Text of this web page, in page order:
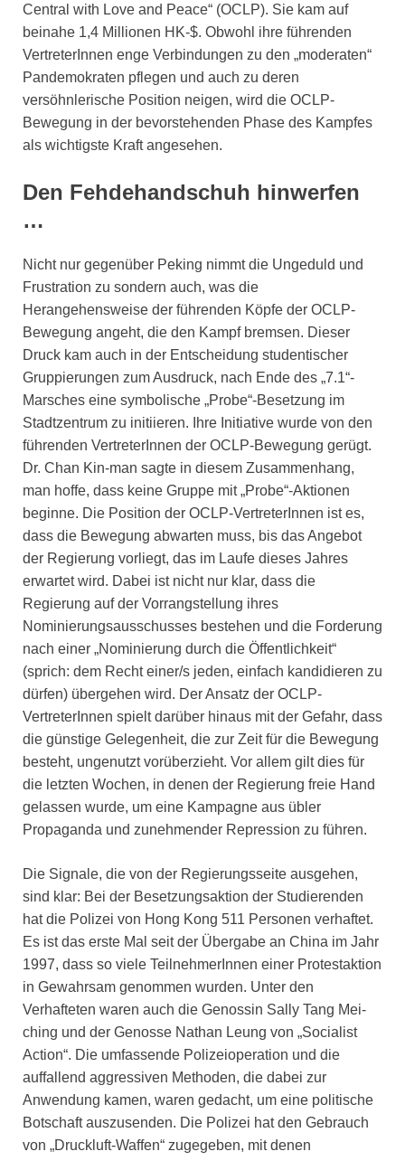
Central with Love and Peace“ (OCLP). Sie kam auf
beinahe 1,4 Millionen HK-$. Obwohl ihre führenden
VertreterInnen enge Verbindungen zu den „moderaten“
Pandemokraten pflegen und auch zu deren
versöhnlerische Position neigen, wird die OCLP-
Bewegung in der bevorstehenden Phase des Kampfes
als wichtigste Kraft angesehen.
Den Fehdehandschuh hinwerfen
…
Nicht nur gegenüber Peking nimmt die Ungeduld und
Frustration zu sondern auch, was die
Herangehensweise der führenden Köpfe der OCLP-
Bewegung angeht, die den Kampf bremsen. Dieser
Druck kam auch in der Entscheidung studentischer
Gruppierungen zum Ausdruck, nach Ende des „7.1“-
Marsches eine symbolische „Probe“-Besetzung im
Stadtzentrum zu initiieren. Ihre Initiative wurde von den
führenden VertreterInnen der OCLP-Bewegung gerügt.
Dr. Chan Kin-man sagte in diesem Zusammenhang,
man hoffe, dass keine Gruppe mit „Probe“-Aktionen
beginne. Die Position der OCLP-VertreterInnen ist es,
dass die Bewegung abwarten muss, bis das Angebot
der Regierung vorliegt, das im Laufe dieses Jahres
erwartet wird. Dabei ist nicht nur klar, dass die
Regierung auf der Vorrangstellung ihres
Nominierungsausschusses bestehen und die Forderung
nach einer „Nominierung durch die Öffentlichkeit“
(sprich: dem Recht einer/s jeden, einfach kandidieren zu
dürfen) übergehen wird. Der Ansatz der OCLP-
VertreterInnen spielt darüber hinaus mit der Gefahr, dass
die günstige Gelegenheit, die zur Zeit für die Bewegung
besteht, ungenutzt vorüberzieht. Vor allem gilt dies für
die letzten Wochen, in denen der Regierung freie Hand
gelassen wurde, um eine Kampagne aus übler
Propaganda und zunehmender Repression zu führen.
Die Signale, die von der Regierungsseite ausgehen,
sind klar: Bei der Besetzungsaktion der Studierenden
hat die Polizei von Hong Kong 511 Personen verhaftet.
Es ist das erste Mal seit der Übergabe an China im Jahr
1997, dass so viele TeilnehmerInnen einer Protestaktion
in Gewahrsam genommen wurden. Unter den
Verhafteten waren auch die Genossin Sally Tang Mei-
ching und der Genosse Nathan Leung von „Socialist
Action“. Die umfassende Polizeioperation und die
auffallend aggressiven Methoden, die dabei zur
Anwendung kamen, waren gedacht, um eine politische
Botschaft auszusenden. Die Polizei hat den Gebrauch
von „Druckluft-Waffen“ zugegeben, mit denen